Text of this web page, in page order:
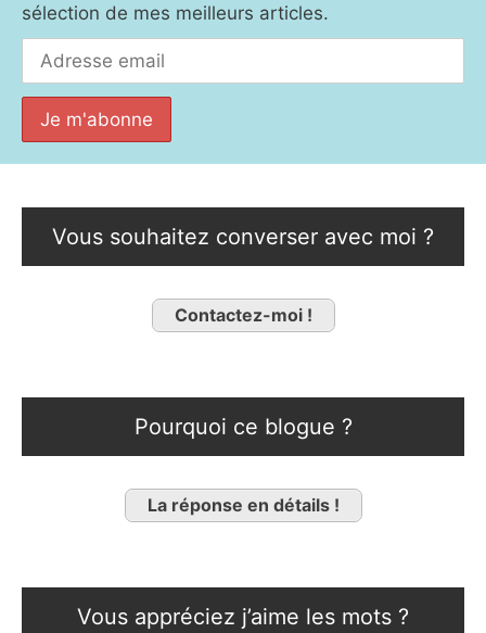
sélection de mes meilleurs articles.
Vous souhaitez converser avec moi ?
Contactez-moi !
Pourquoi ce blogue ?
La réponse en détails !
Vous appréciez j’aime les mots ?